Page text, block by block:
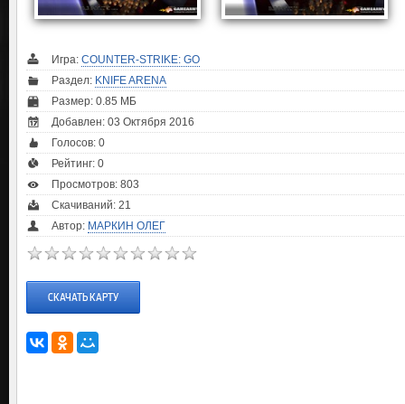
Игра: COUNTER-STRIKE: GO
Раздел: KNIFE ARENA
Размер: 0.85 МБ
Добавлен: 03 Октября 2016
Голосов: 0
Рейтинг: 0
Просмотров: 803
Скачиваний: 21
Автор: МАРКИН ОЛЕГ
СКАЧАТЬ КАРТУ